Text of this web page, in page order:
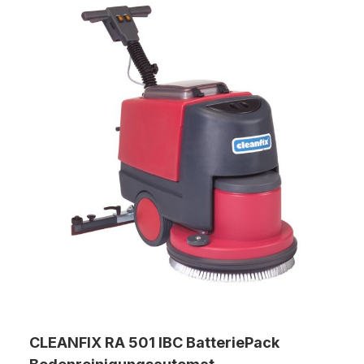
Saugbreite: 720 mm Bürstendruck: 47 kg Gewicht mit
Batt.: 122 kg Abmessungen L/B/H: 850/430/800mm inkl.
Schrubbbürste, Saugfuß gebogen (öl- und
fettbeständig), 2x12V GEL-Batterien 85Ah,
vollautomatisches Ladegerät integriert MASCHINOX ist
offizieller Cleanfix Service- und Handelspartner
CLEANFIX RA 501 IBC BatteriePack